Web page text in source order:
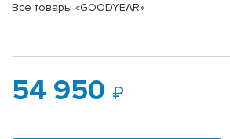
Все товары «GOODYEAR»
54 950